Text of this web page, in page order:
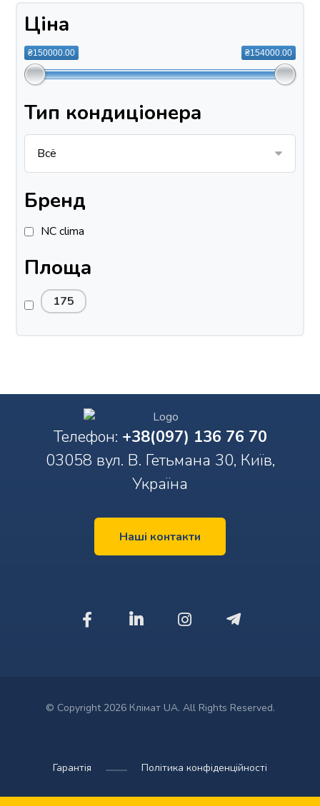
Ціна
₴150000.00 ₴154000.00
Тип кондиціонера
Бренд
NC clima
Площа
175
Телефон: +38(097) 136 76 70
03058 вул. В. Гетьмана 30, Київ,
Україна
Наші контакти
© Copyright 2026 Клімат UA. All Rights Reserved.
Політика конфіденційності
Гарантія